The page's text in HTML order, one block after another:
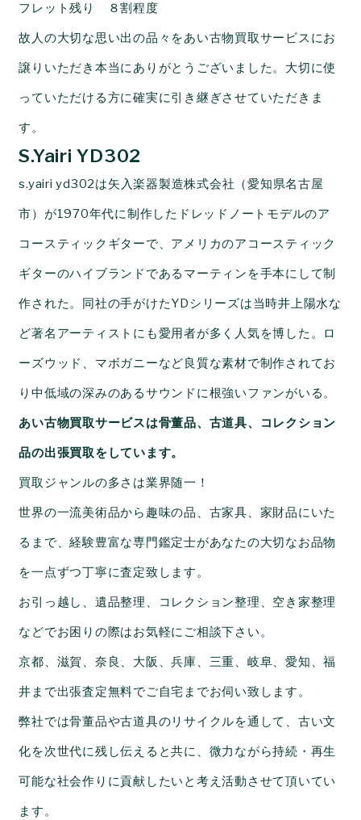
フレット残り ８割程度
故人の大切な思い出の品々をあい古物買取サービスにお
譲りいただき本当にありがとうございました。大切に使
っていただける方に確実に引き継ぎさせていただきま
す。
S.Yairi YD302
s.yairi yd302は矢入楽器製造株式会社（愛知県名古屋
市）が1970年代に制作したドレッドノートモデルのア
コースティックギターで、アメリカのアコースティック
ギターのハイブランドであるマーティンを手本にして制
作された。同社の手がけたYDシリーズは当時井上陽水な
ど著名アーティストにも愛用者が多く人気を博した。ロ
ーズウッド、マボガニーなど良質な素材で制作されてお
り中低域の深みのあるサウンドに根強いファンがいる。
あい古物買取サービスは骨董品、古道具、コレクション
品の出張買取をしています。
買取ジャンルの多さは業界随一！
世界の一流美術品から趣味の品、古家具、家財品にいた
るまで、経験豊富な専門鑑定士があなたの大切なお品物
を一点ずつ丁寧に査定致します。
お引っ越し、遺品整理、コレクション整理、空き家整理
などでお困りの際はお気軽にご相談下さい。
京都、滋賀、奈良、大阪、兵庫、三重、岐阜、愛知、福
井まで出張査定無料でご自宅までお伺い致します。
弊社では骨董品や古道具のリサイクルを通して、古い文
化を次世代に残し伝えると共に、微力ながら持続・再生
可能な社会作りに貢献したいと考え活動させて頂いてい
ます。